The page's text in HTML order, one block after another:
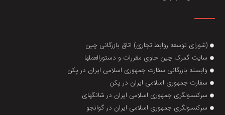
(شورای توسعه روابط تجاری) اتاق بازرگانی چین
سایت گمرک چین حاوی مقررات و دستورالعملها
وابسته بازرگانی سفارت جمهوری اسلامی ایران در پکن
سفارت جمهوری اسلامی ایران در پکن
سرکنسولگری جمهوری اسلامی ایران در شانگهای
سرکنسولگری جمهوری اسلامی ایران در گوانجو